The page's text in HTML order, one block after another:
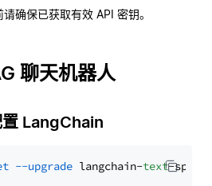
确保已获取有效 API 密钥。
聊天机器人
LangChain
--upgrade langchain-text